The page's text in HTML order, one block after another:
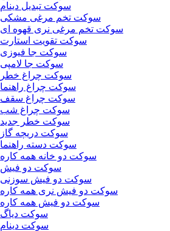
سوکت تبدیل دینام
سوکت تخم مرغی مشکی
سوکت تخم مرغی نری قهوه ای
سوکت تقویت استارت
سوکت جا فیوزی
سوکت جا لامپی
سوکت چراغ خطر
سوکت چراغ راهنما
سوکت چراغ سقف
سوکت چراغ شب
سوکت خطر جدید
سوکت دریچه گاز
سوکت دسته راهنما
سوکت دو خانه همه کاره
سوکت دو فیش
سوکت دو فیش سوزنی
سوکت دو فیش نری همه کاره
سوکت دو فیش همه کاره
سوکت دیاگ
سوکت دینام